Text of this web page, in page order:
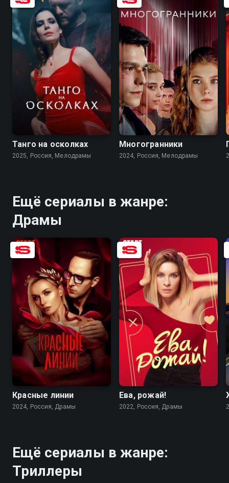
7.1 6.0
Танго на осколках
2025, Россия, Мелодрамы
7.3 6.2
Многогранники
2024, Россия, Мелодрамы
Ещё сериалы в жанре:
Драмы
6.5 5.5
Красные линии
2024, Россия, Драмы
7.1 6.4
Ева, рожай!
2022, Россия, Драмы
Ещё сериалы в жанре:
Триллеры